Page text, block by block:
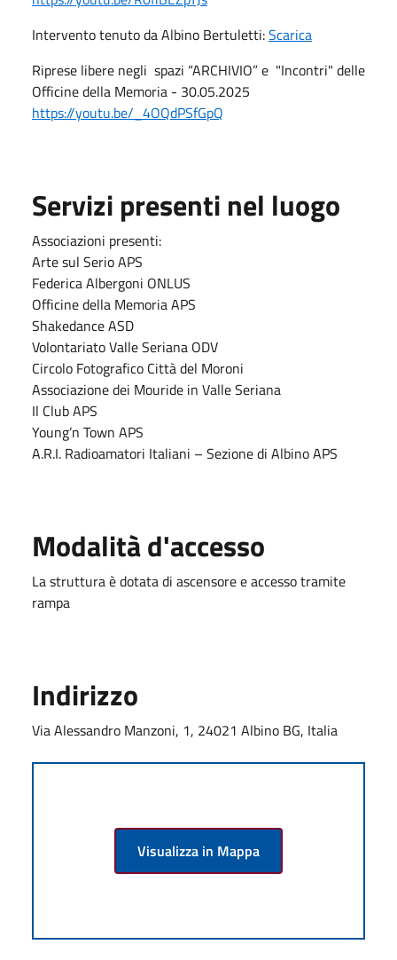
Intervento tenuto da Albino Bertuletti:Scarica
Riprese libere negli spazi “ARCHIVIO” e "Incontri" delle
Officine della Memoria - 30.05.2025
https://youtu.be/_4OQdPSfGpQ
Servizi presenti nel luogo
Associazioni presenti:
Arte sul Serio APS
Federica Albergoni ONLUS
Officine della Memoria APS
Shakedance ASD
Volontariato Valle Seriana ODV
Circolo Fotografico Città del Moroni
Associazione dei Mouride in Valle Seriana
Il Club APS
Young’n Town APS
A.R.I. Radioamatori Italiani – Sezione di Albino APS
Modalità d'accesso
La struttura è dotata di ascensore e accesso tramite
rampa
Indirizzo
Via Alessandro Manzoni, 1, 24021 Albino BG, Italia
Visualizza in Mappa